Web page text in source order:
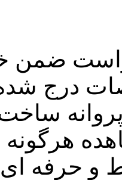
ضمن
درج شده
پروانه
و حرفه